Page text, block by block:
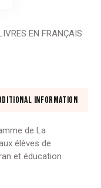
EN FRANÇAIS
INFORMATION
de La
élèves de
et éducation